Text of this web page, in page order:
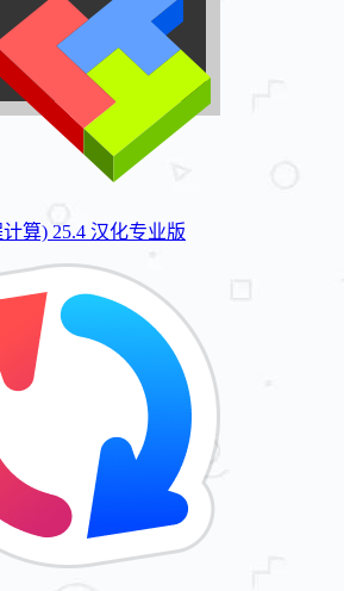
算) 25.4 汉化专业版